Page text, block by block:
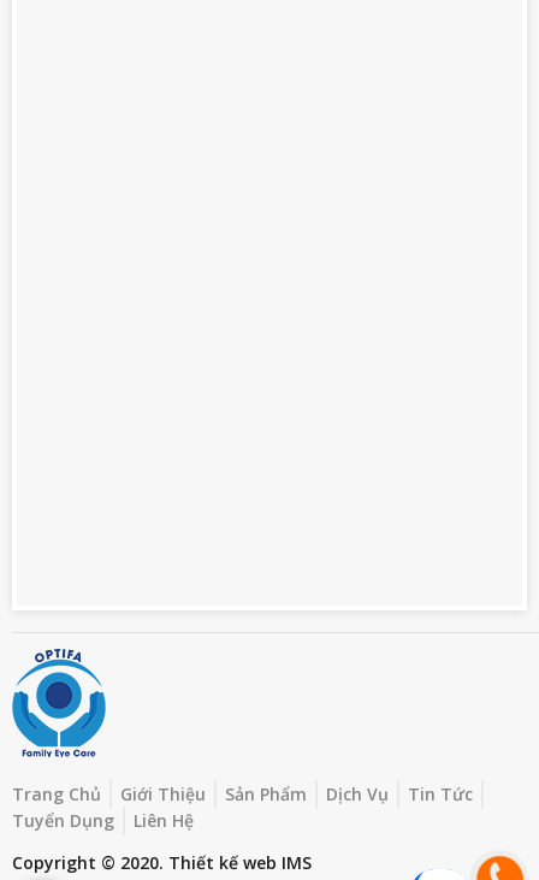
Trang Chủ Giới Thiệu Sản Phẩm Dịch Vụ
Tin Tức
Tuyển Dụng
Liên Hệ
Copyright © 2020. Thiết kế web IMS